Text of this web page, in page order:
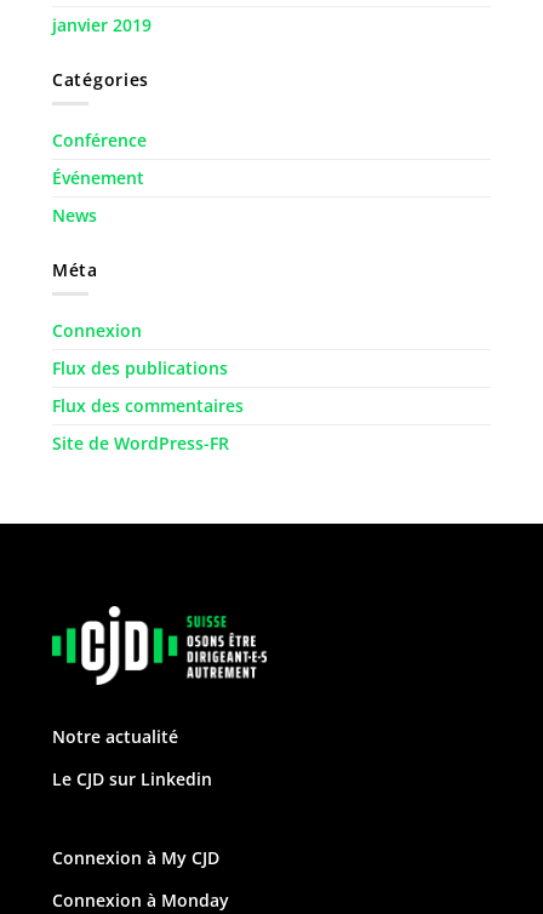
janvier 2019
Catégories
Conférence
Événement
News
Méta
Connexion
Flux des publications
Flux des commentaires
Site de WordPress-FR
Notre actualité
Le CJD sur Linkedin
Connexion à My CJD
Connexion à Monday